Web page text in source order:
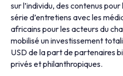
sur l’individu, des contenus
série d’entretiens avec les
africains pour les acteurs du
mobilisé un investissement
USD de la part de partenaires
privés et philanthropiques.